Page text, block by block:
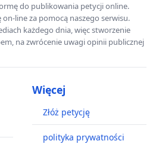
do publikowania petycji online.
line za pomocą naszego serwisu.
każdego dnia, więc stworzenie
na zwrócenie uwagi opinii publicznej
Więcej
Złóż petycję
polityka prywatności